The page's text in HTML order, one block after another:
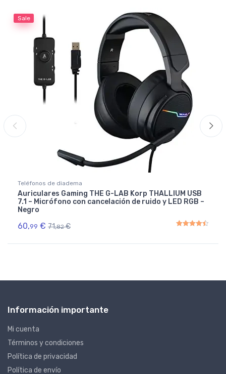
Sale
Teléfonos de diadema
Auriculares Gaming THE G-LAB Korp THALLIUM USB
7.1 – Micrófono con cancelación de ruido y LED RGB –
Negro
60,99 € 71,82 €
Información importante
Mi cuenta
Términos y condiciones
Política de privacidad